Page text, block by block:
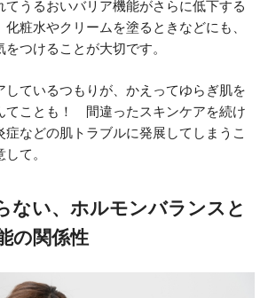
てうるおいバリア機能がさらに低下する
粧水やクリームを塗るときなどにも、
つけることが大切です。
しているつもりが、かえってゆらぎ肌を
てことも！ 間違ったスキンケアを続け
症などの肌トラブルに発展してしまうこ
て。
ない、ホルモンバランスと
の関係性